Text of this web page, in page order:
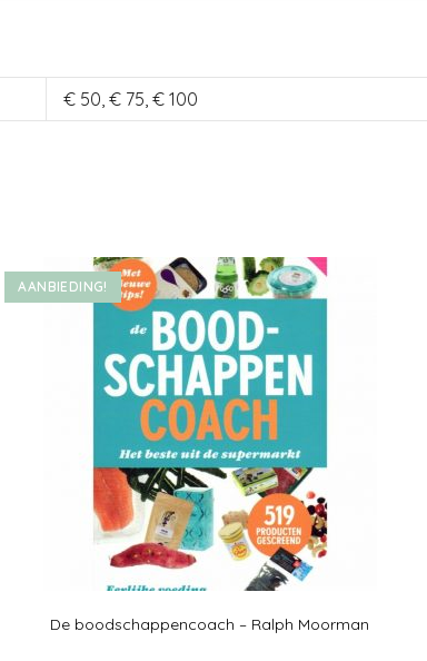
€ 50, € 75, € 100
AANBIEDING!
De boodschappencoach – Ralph Moorman